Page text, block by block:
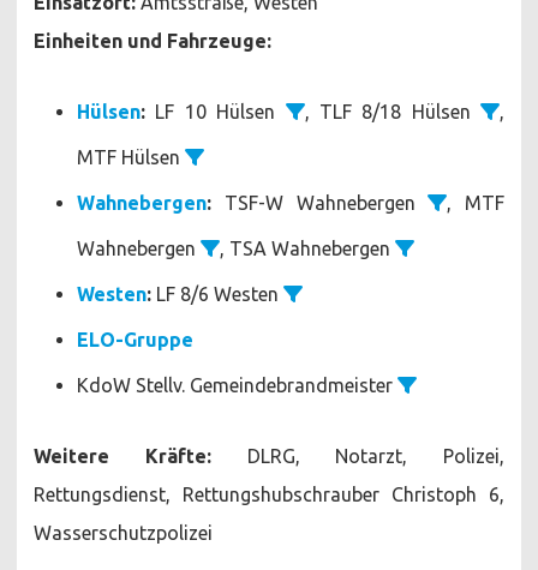
Einheiten und Fahrzeuge:
Hülsen: LF 10 Hülsen , TLF 8/18 Hülsen
MTF Hülsen
Wahnebergen: TSF-W Wahnebergen , MTF
Wahnebergen , TSA Wahnebergen
Westen: LF 8/6 Westen
ELO-Gruppe
KdoW Stellv. Gemeindebrandmeister
Weitere Kräfte:DLRG, Notarzt, Polizei,
Rettungsdienst, Rettungshubschrauber Christoph 6,
Wasserschutzpolizei